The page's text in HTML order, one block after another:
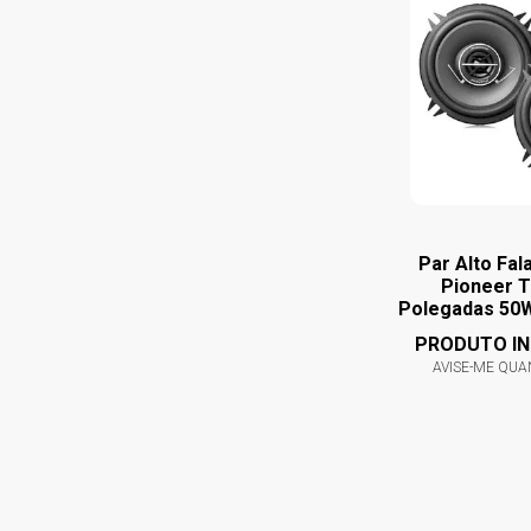
Par Alto
Pioneer
Polegadas
PRODUTO
AVISE-ME